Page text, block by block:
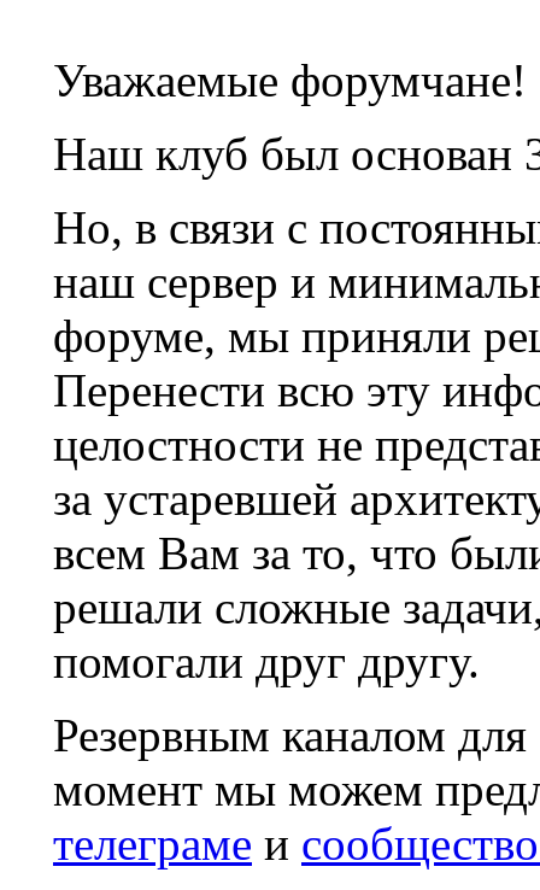
Уважаемые форумчане!
Наш клуб был основан
Но, в связи с
наш сервер и
форуме, мы приняли
Перенести всю эту
целостности не
за устаревшей
всем Вам за то, что
решали сложные
помогали друг другу.
Резервным каналом
момент мы можем
телеграме и